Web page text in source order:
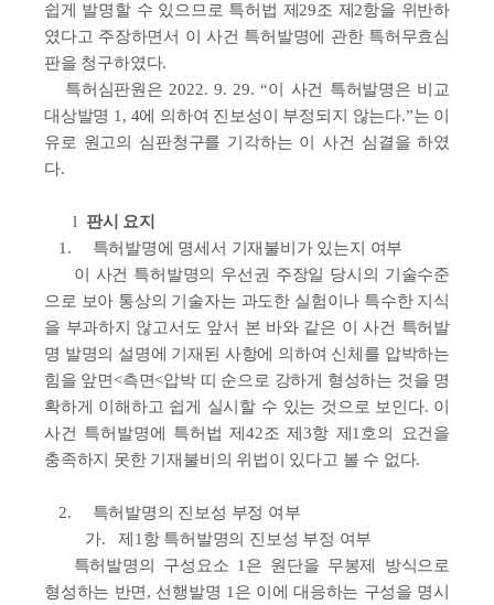
쉽게 발명할 수 있으므로 특허법 제29조 제2항을 위반하
였다고 주장하면서 이 사건 특허발명에 관한 특허무효심
판을 청구하였다.
특허심판원은 2022. 9. 29. “이 사건 특허발명은 비교
대상발명 1, 4에 의하여 진보성이 부정되지 않는다.”는 이
유로 원고의 심판청구를 기각하는 이 사건 심결을 하였
다.
l
판시 요지
1.
특허발명에 명세서 기재불비가 있는지 여부
이 사건 특허발명의 우선권 주장일 당시의 기술수준
으로 보아 통상의 기술자는 과도한 실험이나 특수한 지식
을 부과하지 않고서도 앞서 본 바와 같은 이 사건 특허발
명 발명의 설명에 기재된 사항에 의하여 신체를 압박하는
힘을 앞면<측면<압박 띠 순으로 강하게 형성하는 것을 명
확하게 이해하고 쉽게 실시할 수 있는 것으로 보인다. 이
사건 특허발명에 특허법 제42조 제3항 제1호의 요건을
충족하지 못한 기재불비의 위법이 있다고 볼 수 없다.
2.
특허발명의 진보성 부정 여부
가.
제1항 특허발명의 진보성 부정 여부
특허발명의 구성요소 1은 원단을 무봉제 방식으로
형성하는 반면, 선행발명 1은 이에 대응하는 구성을 명시